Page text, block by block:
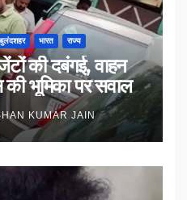
बुलंदशहर भारत राज्य
वाहन
भूमिका पर सवाल
KUMAR JAIN